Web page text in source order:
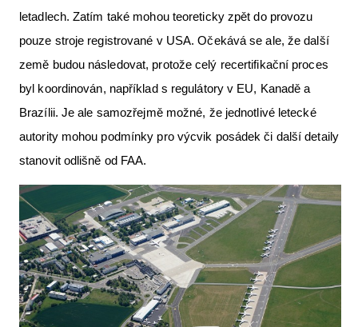
letadlech. Zatím také mohou teoreticky zpět do provozu
pouze stroje registrované v USA. Očekává se ale, že další
země budou následovat, protože celý recertifikační proces
byl koordinován, například s regulátory v EU, Kanadě a
Brazílii. Je ale samozřejmě možné, že jednotlivé letecké
autority mohou podmínky pro výcvik posádek či další detaily
stanovit odlišně od FAA.